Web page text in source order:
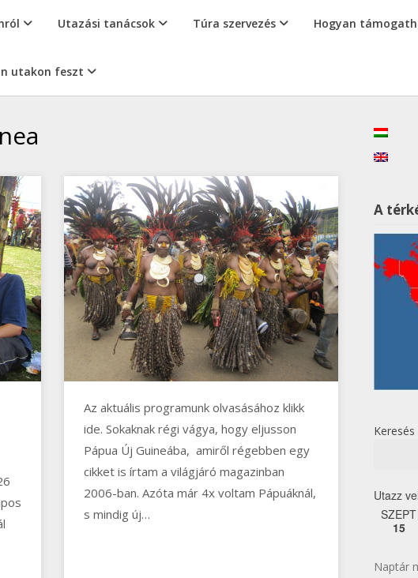
Utazási tanácsok Túra szervezés Hogyan
utakon feszt
Az aktuális programunk olvasásához klikk
ide. Sokaknak régi vágya, hogy eljusson
Pápua Új Guineába, amiről régebben egy
cikket is írtam a világjáró magazinban
2006-ban. Azóta már 4x voltam Pápuáknál,
s mindig új…
A
Keresés
Utazz
SZEPT
15
Naptár